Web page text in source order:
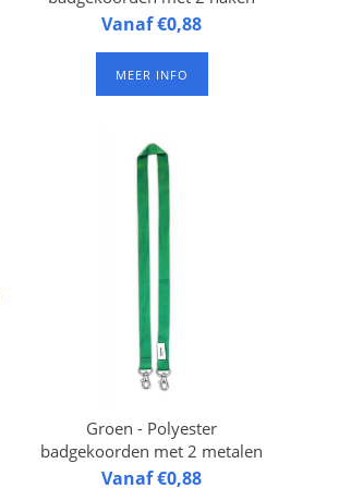
20 mm breed, 90 cm lang,
Verpakt per 50 stuks.
Vanaf €0,88
MEER INFO
Groen - Polyester
badgekoorden met 2 metalen
haken
20 mm breed, 90 cm lang,
Vanaf €0,88